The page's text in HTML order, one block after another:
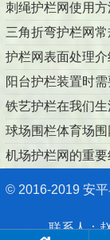
刺绳护栏网使用方
三角折弯护栏网
护栏网表面处理介
阳台护栏装置时
铁艺护栏在我们
球场围栏体育场围
机场护栏网的重
© 2016-2019 安
联系人：